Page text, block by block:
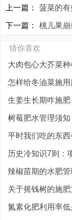
上一篇： 菠菜的
下一篇： 桃儿果
猜你喜欢
大肉包心大芥菜
怎样给冬油菜施
生姜生长期咋施肥
树莓肥水管理须知
平时我们吃的东
历史冷知识7则：
辣椒苗期的水肥
关于摇钱树的施
氮素化肥利用率